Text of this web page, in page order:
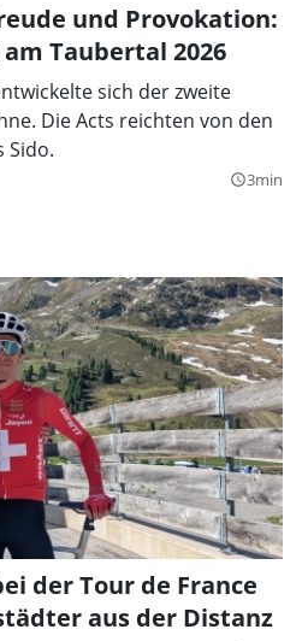
und Provokation:
Taubertal 2026
sich der zweite
Die Acts reichten von den
Sido.
query_builder3min
der Tour de France
aus der Distanz